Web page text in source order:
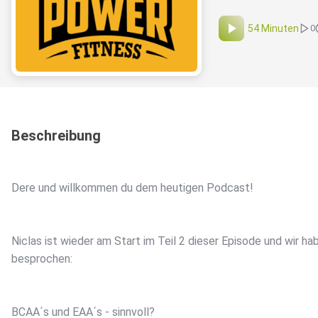
54 Minuten 0
Beschreibung
Dere und willkommen du dem heutigen Podcast!
Niclas ist wieder am Start im Teil 2 dieser Episode und wir
besprochen:
BCAA´s und EAA´s - sinnvoll?